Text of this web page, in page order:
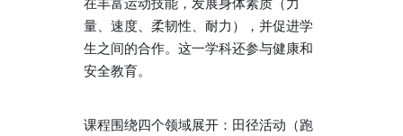
量、速度、柔韧性、耐力），并促进学
生之间的合作。这一学科还参与健康和
安全教育。
课程围绕四个领域展开：田径活动（跑